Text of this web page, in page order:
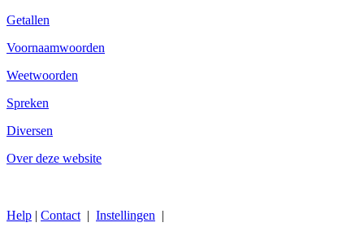
Getallen
Voornaamwoorden
Weetwoorden
Spreken
Diversen
Over deze website
Help | Contact | Instellingen |